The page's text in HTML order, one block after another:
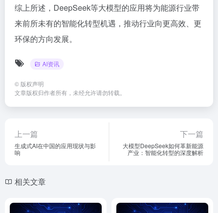
综上所述，DeepSeek等大模型的应用将为能源行业带
来前所未有的智能化转型机遇，推动行业向更高效、更
环保的方向发展。
AI资讯
© 版权声明
文章版权归作者所有，未经允许请勿转载。
上一篇
生成式AI在中国的应用现状与影
响
下一篇
大模型DeepSeek如何革新能源
产业：智能化转型的深度解析
相关文章